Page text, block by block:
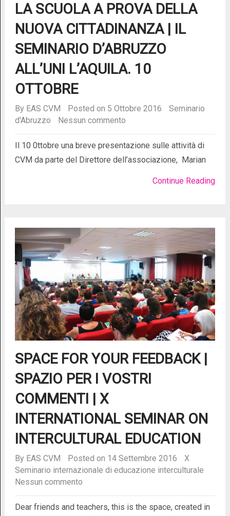
LA SCUOLA A PROVA DELLA
NUOVA CITTADINANZA | IL
SEMINARIO D’ABRUZZO
ALL’UNI L’AQUILA. 10
OTTOBRE
By EAS CVM Posted on 5 Ottobre 2016
Seminario
d'Abruzzo
Nessun commento
Il 10 0ttobre una breve presentazione sulle attività di
CVM da parte del Direttore dell’associazione, Marian
Continue Reading
SPACE FOR YOUR FEEDBACK |
SPAZIO PER I VOSTRI
COMMENTI | X
INTERNATIONAL SEMINAR ON
INTERCULTURAL EDUCATION
By EAS CVM Posted on 14 Settembre 2016
X
Seminario internazionale di educazione interculturale
Nessun commento
Dear friends and teachers, this is the space, created in